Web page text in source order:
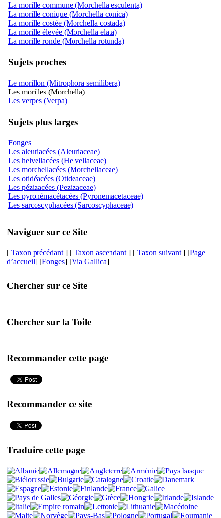
La morille commune (Morchella esculenta)
La morille conique (Morchella conica)
La morille costée (Morchella costada)
La morille élevée (Morchella elata)
La morille ronde (Morchella rotunda)
Sujets proches
Le morillon (Mitrophora semilibera)
Les morilles (Morchella)
Les verpes (Verpa)
Sujets plus larges
Fonges
Les aleuriacées (Aleuriaceae)
Les helvellacées (Helvellaceae)
Les morchellacées (Morchellaceae)
Les otidéacées (Otideaceae)
Les pézizacées (Pezizaceae)
Les pyronémacétacées (Pyronemacetaceae)
Les sarcoscyphacées (Sarcoscyphaceae)
Naviguer sur ce Site
[ Taxon précédant ] [ Taxon ascendant ] [ Taxon suivant ] [Page
d’accueil] [Fonges] [Via Gallica]
Chercher sur ce Site
Chercher sur la Toile
Recommander cette page
Recommander ce site
Traduire cette page